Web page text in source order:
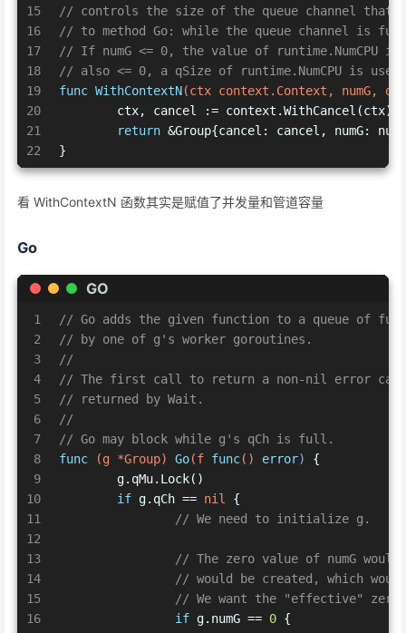
15
16
17
18
19
20
21
22
// controls the size of the queue channel that
// to method Go: while the queue channel is
// If numG <= 0, the value of runtime.NumCPU
// also <= 0, a qSize of runtime.NumCPU is used.
func WithContextN(ctx context.Context, numG,
	ctx, cancel := context.WithCancel(ctx)
return &Group{cancel: cancel, numG:
}
看 WithContextN 函数其实是赋值了并发量和管道容量
Go
GO
1
2
3
4
5
6
7
8
9
10
11
12
13
14
15
16
// Go adds the given function to a queue of
// by one of g's worker goroutines.
//
// The first call to return a non-nil error
// returned by Wait.
//
// Go may block while g's qCh is full.
func
(g *Group) Go(f func() error)
{
	g.qMu.Lock()
if g.qCh == nil {
// We need to initialize g.
// The zero value of numG would
// would be created, which
// We want the "effective" zero
if g.numG == 0 {